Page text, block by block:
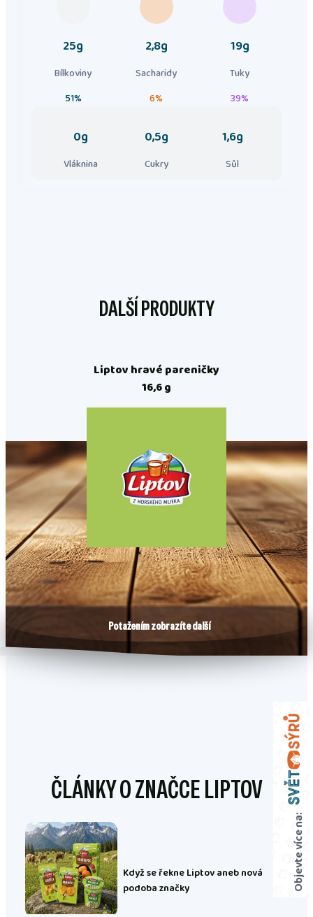
Objevte více na:
25g
Bílkoviny
51%
2,8g
Sacharidy
6%
19g
Tuky
39%
0g
Vláknina
0,5g
Cukry
1,6g
Sůl
DALŠÍ PRODUKTY
Liptov hravé pareničky
16,6 g
Potažením zobrazíte další
ČLÁNKY O ZNAČCE LIPTOV
Když se řekne Liptov aneb nová
podoba značky